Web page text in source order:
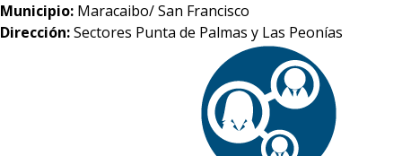
Municipio: Maracaibo/ San Francisco
Dirección:Sectores Punta de Palmas y Las Peonías